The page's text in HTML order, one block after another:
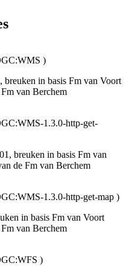
)
in basis Fm van Voort
van Berchem
1.3.0-http-get-
breuken in basis Fm van
de Fm van Berchem
1.3.0-http-get-map )
in basis Fm van Voort
van Berchem
)